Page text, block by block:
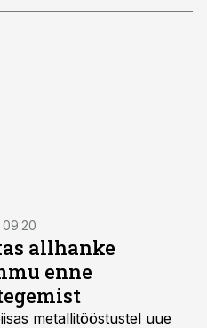
09:20
allhanke
enne
metallitööstustel uue